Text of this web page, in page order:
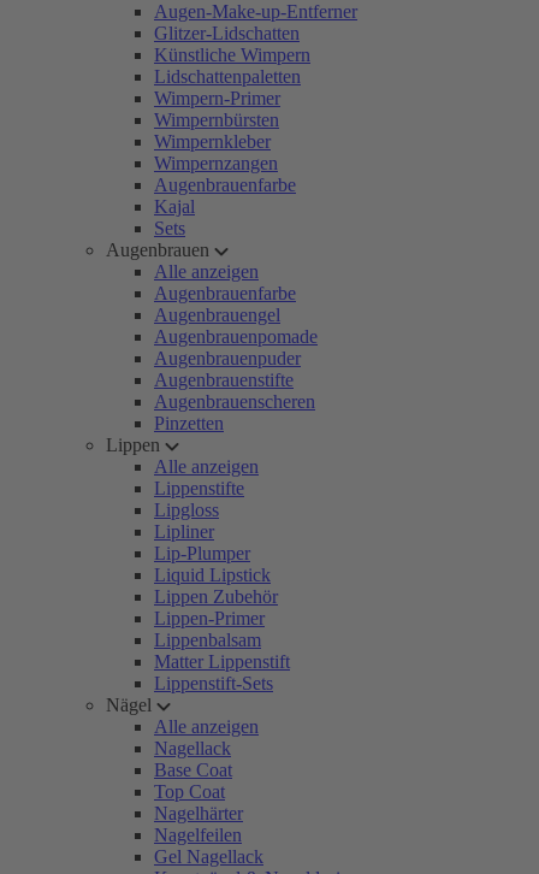
Augen-Make-up-Entferner
Glitzer-Lidschatten
Künstliche Wimpern
Lidschattenpaletten
Wimpern-Primer
Wimpernbürsten
Wimpernkleber
Wimpernzangen
Augenbrauenfarbe
Kajal
Sets
Augenbrauen
Alle anzeigen
Augenbrauenfarbe
Augenbrauengel
Augenbrauenpomade
Augenbrauenpuder
Augenbrauenstifte
Augenbrauenscheren
Pinzetten
Lippen
Alle anzeigen
Lippenstifte
Lipgloss
Lipliner
Lip-Plumper
Liquid Lipstick
Lippen Zubehör
Lippen-Primer
Lippenbalsam
Matter Lippenstift
Lippenstift-Sets
Nägel
Alle anzeigen
Nagellack
Base Coat
Top Coat
Nagelhärter
Nagelfeilen
Gel Nagellack